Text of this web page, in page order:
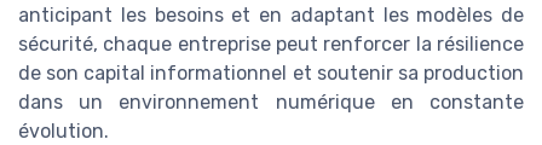
anticipant les besoins et en adaptant les modèles de
sécurité, chaque entreprise peut renforcer la résilience
de son capital informationnel et soutenir sa production
dans un environnement numérique en constante
évolution.